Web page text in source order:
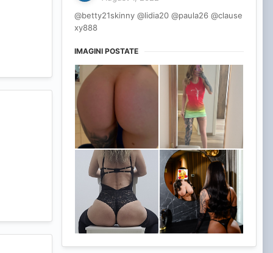
@betty21skinny @lidia20 @paula26 @clause
xy888
IMAGINI POSTATE